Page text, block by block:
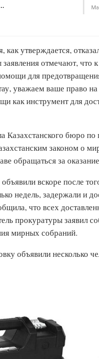
как утверждается,
отмечают, что
для
уважаем ваше право
как инструмент для
Казахстанского бюро
законом о
обращаться за
вскоре после
недель, задержали и
что всех
прокуратуры заявил
мирных собраний.
объявили несколько